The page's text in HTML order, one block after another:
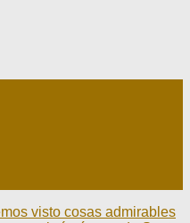
visto cosas admirables